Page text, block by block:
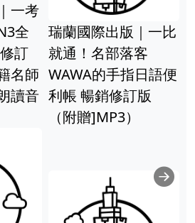
一考
全
訂
名師
讀音
瑞蘭國際出版｜一比
就通！名部落客
WAWA的手指日語便
利帳 暢銷修訂版
（附贈]MP3）